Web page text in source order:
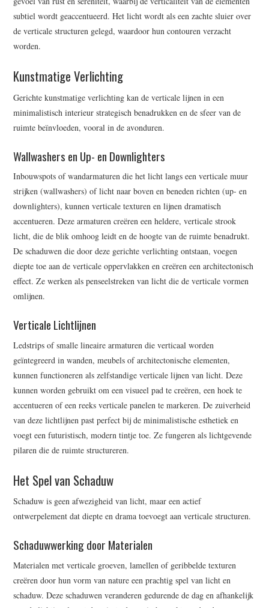
subtiel wordt geaccentueerd. Het licht wordt als een zachte sluier over
de verticale structuren gelegd, waardoor hun contouren verzacht
worden.
Kunstmatige Verlichting
Gerichte kunstmatige verlichting kan de verticale lijnen in een
minimalistisch interieur strategisch benadrukken en de sfeer van de
ruimte beïnvloeden, vooral in de avonduren.
Wallwashers en Up- en Downlighters
Inbouwspots of wandarmaturen die het licht langs een verticale muur
strijken (wallwashers) of licht naar boven en beneden richten (up- en
downlighters), kunnen verticale texturen en lijnen dramatisch
accentueren. Deze armaturen creëren een heldere, verticale strook
licht, die de blik omhoog leidt en de hoogte van de ruimte benadrukt.
De schaduwen die door deze gerichte verlichting ontstaan, voegen
diepte toe aan de verticale oppervlakken en creëren een architectonisch
effect. Ze werken als penseelstreken van licht die de verticale vormen
omlijnen.
Verticale Lichtlijnen
Ledstrips of smalle lineaire armaturen die verticaal worden
geïntegreerd in wanden, meubels of architectonische elementen,
kunnen functioneren als zelfstandige verticale lijnen van licht. Deze
kunnen worden gebruikt om een visueel pad te creëren, een hoek te
accentueren of een reeks verticale panelen te markeren. De zuiverheid
van deze lichtlijnen past perfect bij de minimalistische esthetiek en
voegt een futuristisch, modern tintje toe. Ze fungeren als lichtgevende
pilaren die de ruimte structureren.
Het Spel van Schaduw
Schaduw is geen afwezigheid van licht, maar een actief
ontwerpelement dat diepte en drama toevoegt aan verticale structuren.
Schaduwwerking door Materialen
Materialen met verticale groeven, lamellen of geribbelde texturen
creëren door hun vorm van nature een prachtig spel van licht en
schaduw. Deze schaduwen veranderen gedurende de dag en afhankelijk